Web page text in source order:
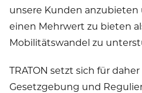
unsere Kunden
einen Mehrwert zu bieten
Mobilitätswandel zu
TRATON setzt sich für
Gesetzgebung und